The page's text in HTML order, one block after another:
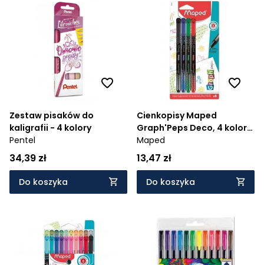
Zestaw pisaków do
kaligrafii - 4 kolory
Pentel
34,39 zł
Do koszyka
Cienkopisy Maped
Graph'Peps Deco, 4 kolory
basic (749044)
Maped
13,47 zł
Do koszyka